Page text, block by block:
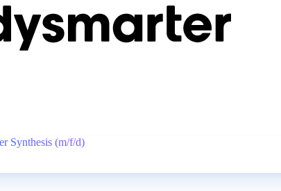
Synthesis (m/f/d)